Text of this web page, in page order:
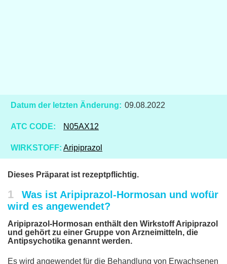
Datum der letzten Änderung: 09.08.2022
ATC CODE: N05AX12
WIRKSTOFF: Aripiprazol
Dieses Präparat ist rezeptpflichtig.
1
Was ist Aripiprazol-Hormosan und wofür
wird es angewendet?
Aripiprazol-Hormosan enthält den Wirkstoff Aripiprazol
und gehört zu einer Gruppe von Arzneimitteln, die
Antipsychotika genannt werden.
Es wird angewendet für die Behandlung von Erwachsenen